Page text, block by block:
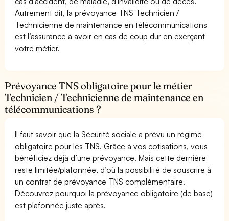
Autrement dit, la prévoyance TNS Technicien /
Technicienne de maintenance en télécommunications
est l’assurance à avoir en cas de coup dur en exerçant
votre métier.
Prévoyance TNS obligatoire pour le métier
Technicien / Technicienne de maintenance en
télécommunications ?
Il faut savoir que la Sécurité sociale a prévu un régime
obligatoire pour les TNS. Grâce à vos cotisations, vous
bénéficiez déjà d’une prévoyance. Mais cette dernière
reste limitée/plafonnée, d’où la possibilité de souscrire à
un contrat de prévoyance TNS complémentaire.
Découvrez pourquoi la prévoyance obligatoire (de base)
est plafonnée juste après.